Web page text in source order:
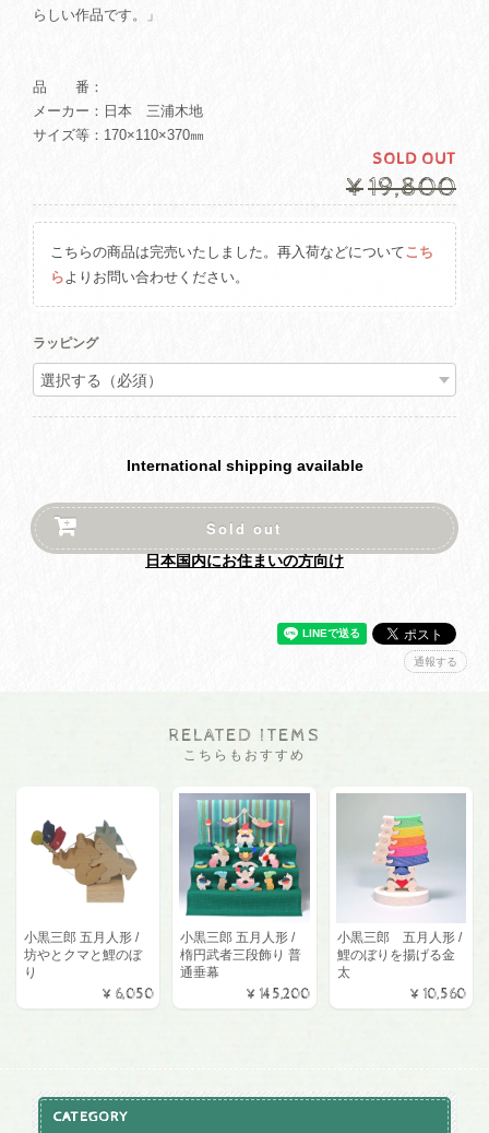
らしい作品です。」
品 番：
メーカー：日本 三浦木地
サイズ等：170×110×370㎜
SOLD OUT
¥19,800
こちらの商品は完売いたしました。再入荷などについてこち
ら よりお問い合わせください。
ラッピング
International shipping available
Sold out
日本国内にお住まいの方向け
通報する
RELATED ITEMS
こちらもおすすめ
小黒三郎 五月人形 /
坊やとクマと鯉のぼ
り
¥6,050
小黒三郎 五月人形 /
楕円武者三段飾り 普
通垂幕
¥145,200
小黒三郎 五月人形 /
鯉のぼりを揚げる金
太
¥10,560
CATEGORY